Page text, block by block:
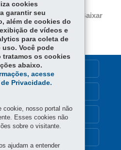
Twitter
Imprimir Baixar
cookies
garantir seu
além de cookies do
de vídeos e
para coleta de
Você pode
tratamos os cookies
abaixo.
acesse
Privacidade.
cookie, nosso portal não
Esses cookies não
sobre o visitante.
ajudam a entender